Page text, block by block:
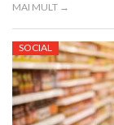
MAI MULT →
SOCIAL